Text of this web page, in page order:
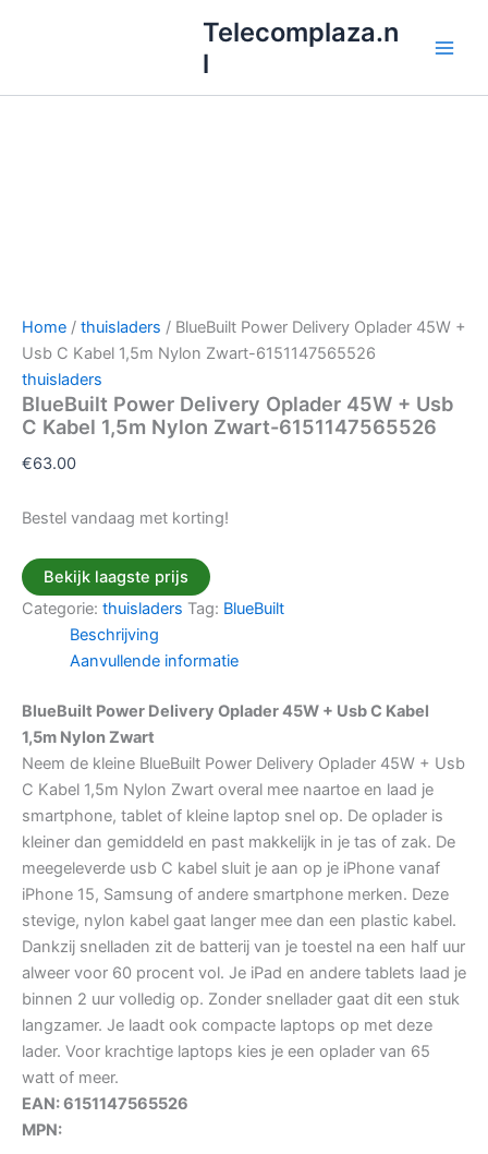
inhoud
Telecomplaza.n
l
Home / thuisladers / BlueBuilt Power Delivery Oplader 45W +
Usb C Kabel 1,5m Nylon Zwart-6151147565526
thuisladers
BlueBuilt Power Delivery Oplader 45W + Usb
C Kabel 1,5m Nylon Zwart-6151147565526
€63.00
Bestel vandaag met korting!
Bekijk laagste prijs
Categorie: thuisladers Tag: BlueBuilt
Beschrijving
Aanvullende informatie
BlueBuilt Power Delivery Oplader 45W + Usb C Kabel
1,5m Nylon Zwart
Neem de kleine BlueBuilt Power Delivery Oplader 45W + Usb
C Kabel 1,5m Nylon Zwart overal mee naartoe en laad je
smartphone, tablet of kleine laptop snel op. De oplader is
kleiner dan gemiddeld en past makkelijk in je tas of zak. De
meegeleverde usb C kabel sluit je aan op je iPhone vanaf
iPhone 15, Samsung of andere smartphone merken. Deze
stevige, nylon kabel gaat langer mee dan een plastic kabel.
Dankzij snelladen zit de batterij van je toestel na een half uur
alweer voor 60 procent vol. Je iPad en andere tablets laad je
binnen 2 uur volledig op. Zonder snellader gaat dit een stuk
langzamer. Je laadt ook compacte laptops op met deze
lader. Voor krachtige laptops kies je een oplader van 65
watt of meer.
EAN: 6151147565526
MPN: